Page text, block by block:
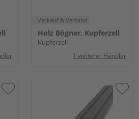
Verkauf & Versand
Holz Bögner, Kupferzell
Kupferzell
1 weiterer Händler